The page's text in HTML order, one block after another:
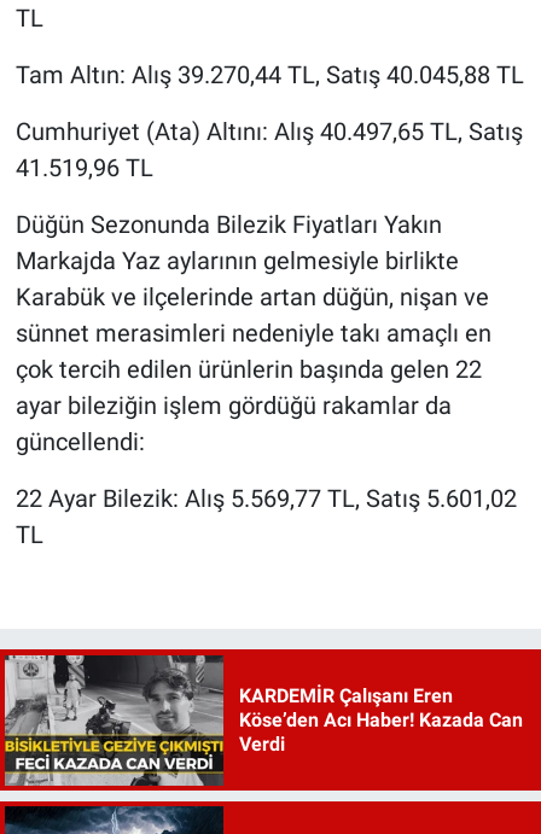
TL
Tam Altın: Alış 39.270,44 TL, Satış 40.045,88 TL
Cumhuriyet (Ata) Altını: Alış 40.497,65 TL, Satış
41.519,96 TL
Düğün Sezonunda Bilezik Fiyatları Yakın
Markajda Yaz aylarının gelmesiyle birlikte
Karabük ve ilçelerinde artan düğün, nişan ve
sünnet merasimleri nedeniyle takı amaçlı en
çok tercih edilen ürünlerin başında gelen 22
ayar bileziğin işlem gördüğü rakamlar da
güncellendi:
22 Ayar Bilezik: Alış 5.569,77 TL, Satış 5.601,02
TL
KARDEMİR Çalışanı Eren
Köse’den Acı Haber! Kazada Can
Verdi